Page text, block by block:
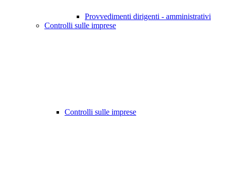
Provvedimenti dirigenti - amministrativi
Controlli sulle imprese
Controlli sulle imprese